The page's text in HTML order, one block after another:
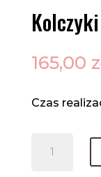
165,00
Czas